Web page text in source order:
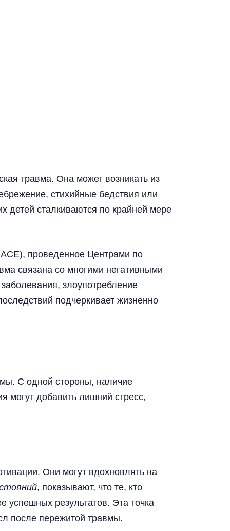
травма. Она может возникать из
стихийные бедствия или
детей сталкиваются по крайней мере
проведенное Центрами по
связана со многими негативными
злоупотребление
подчеркивает жизненно
С одной стороны, наличие
могут добавить лишний стресс,
Они могут вдохновлять на
, показывают, что те, кто
успешных результатов. Эта точка
после пережитой травмы.